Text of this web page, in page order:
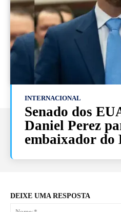
INTERNACIONAL
Senado dos
Daniel Perez
embaixador do
DEIXE UMA RESPOSTA